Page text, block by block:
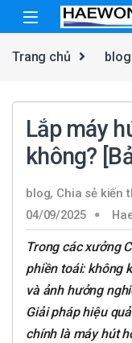
Skip to navigation
Skip to content
Trang chủ blog
Lắp máy
không?
blog, Chia sẻ kiến
04/09/2025
Trong các xưởng
phiền toái: không
và ảnh hưởng
Giải pháp hiệu
chính là máy hút